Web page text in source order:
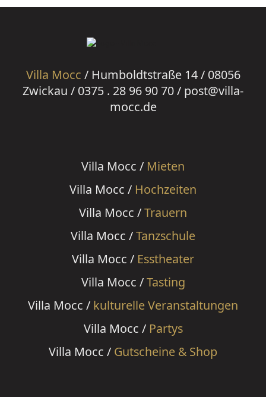
Villa Mocc / Humboldtstraße 14 / 08056
Zwickau / 0375 . 28 96 90 70 / post@villa-
mocc.de
Villa Mocc / Mieten
Villa Mocc / Hochzeiten
Villa Mocc /Trauern
Villa Mocc /Tanzschule
Villa Mocc / Esstheater
Villa Mocc /Tasting
Villa Mocc / kulturelle Veranstaltungen
Villa Mocc / Partys
Villa Mocc / Gutscheine & Shop